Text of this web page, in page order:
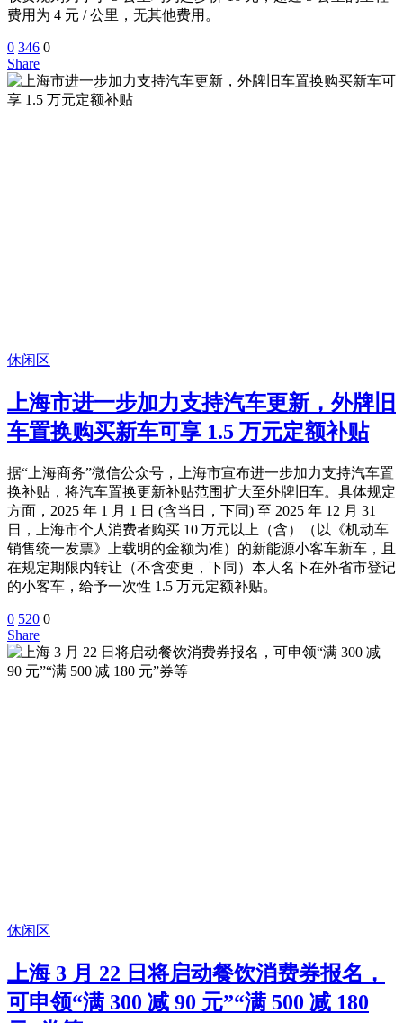
费用为 4 元 / 公里，无其他费用。
0 346 0
Share
休闲区
上海市进一步加力支持汽车更新，外牌旧
车置换购买新车可享 1.5 万元定额补贴
据“上海商务”微信公众号，上海市宣布进一步加力支持汽车置
换补贴，将汽车置换更新补贴范围扩大至外牌旧车。具体规定
方面，2025 年 1 月 1 日 (含当日，下同) 至 2025 年 12 月 31
日，上海市个人消费者购买 10 万元以上（含）（以《机动车
销售统一发票》上载明的金额为准）的新能源小客车新车，且
在规定期限内转让（不含变更，下同）本人名下在外省市登记
的小客车，给予一次性 1.5 万元定额补贴。
0 520 0
Share
休闲区
上海 3 月 22 日将启动餐饮消费券报名，
可申领“满 300 减 90 元”“满 500 减 180